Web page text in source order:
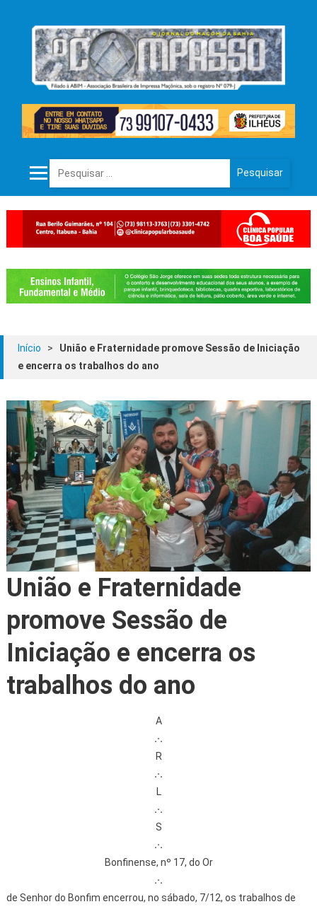
Pesquisar por:
Início >
União e Fraternidade promove Sessão de Iniciação
e encerra os trabalhos do ano
União e Fraternidade
promove Sessão de
Iniciação e encerra os
trabalhos do ano
A
.·.
R
.·.
L
.·.
S
.·.
Bonfinense, nº 17, do Or
.·.
de Senhor do Bonfim encerrou, no sábado, 7/12, os trabalhos de